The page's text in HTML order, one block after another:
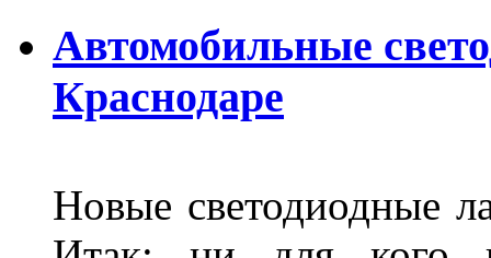
Автомобильные
Краснодаре
Новые светодиодные